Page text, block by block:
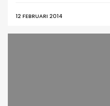
12 FEBRUARI 2014